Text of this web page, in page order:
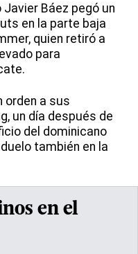
Báez pegó un
en la parte baja
quien retiró a
para
orden a sus
un día después de
del dominicano
también en la
en el